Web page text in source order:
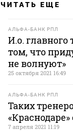
ЧИТАТЬ ЕЩЕ
АЛЬФА-БАНК РПЛ
И.о. главного
том, что
не волнуют»
25 октября 2021 16:49
АЛЬФА-БАНК РПЛ
Таких
7 апреля 2021 11:19